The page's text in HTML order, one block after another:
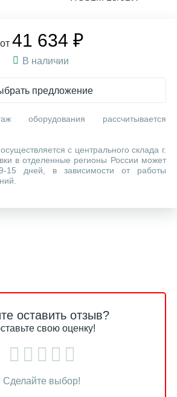
от 41 634 ₽
В наличии
предложение
оборудования рассчитывается
с центрального склада г.
в отделенные регионы России может
15 дней, в зависимости от работы
оставить отзыв?
свою оценку!
Сделайте выбор!